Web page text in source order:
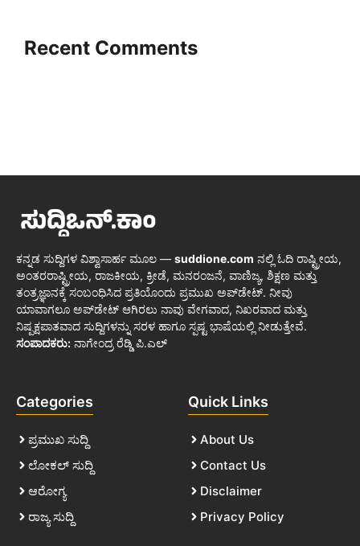
Recent Comments
ಕನ್ನಡ ಸುದ್ದಿಗಳ ವಿಶ್ವಾಸಾರ್ಹ ಮೂಲ — suddione.com ನಲ್ಲಿ ಓದಿ ರಾಷ್ಟ್ರೀಯ,
ಅಂತರರಾಷ್ಟ್ರೀಯ, ರಾಜಕೀಯ, ಕ್ರೀಡೆ, ಮನರಂಜನೆ, ವಾಣಿಜ್ಯ, ಶಿಕ್ಷಣ ಮತ್ತು
ತಂತ್ರಜ್ಞಾನಕ್ಕೆ ಸಂಬಂಧಿಸಿದ ಪ್ರತಿಯೊಂದು ಪ್ರಮುಖ ಅಪ್‌ಡೇಟ್. ನೀವು
ಯಾವಾಗಲೂ ಅಪ್‌ಡೇಟ್ ಆಗಿರಲು ನಾವು ವೇಗವಾದ, ನಿಖರವಾದ ಮತ್ತು
ನಿಷ್ಪಕ್ಷಪಾತವಾದ ಸುದ್ದಿಗಳನ್ನು ಸರಳ ಹಾಗೂ ಸ್ಪಷ್ಟ ಭಾಷೆಯಲ್ಲಿ ನೀಡುತ್ತೇವೆ.
ಸಂಪಾದಕರು: ನಾಗೇಂದ್ರ ರೆಡ್ಡಿ ಪಿ.ಎಲ್
Categories
ಪ್ರಮುಖ ಸುದ್ದಿ
ಲೋಕಲ್ ಸುದ್ದಿ
ಆರೋಗ್ಯ
ರಾಜ್ಯ ಸುದ್ದಿ
Quick Links
About Us
Contact Us
Disclaimer
Privacy Policy